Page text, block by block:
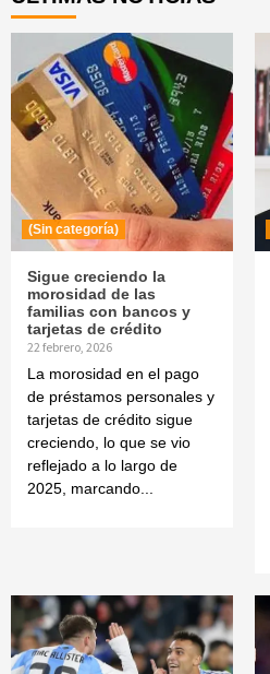
(Sin categoría)
Sigue creciendo la
morosidad de las
familias con bancos y
tarjetas de crédito
22 febrero, 2026
La morosidad en el pago
de préstamos personales y
tarjetas de crédito sigue
creciendo, lo que se vio
reflejado a lo largo de
2025, marcando...